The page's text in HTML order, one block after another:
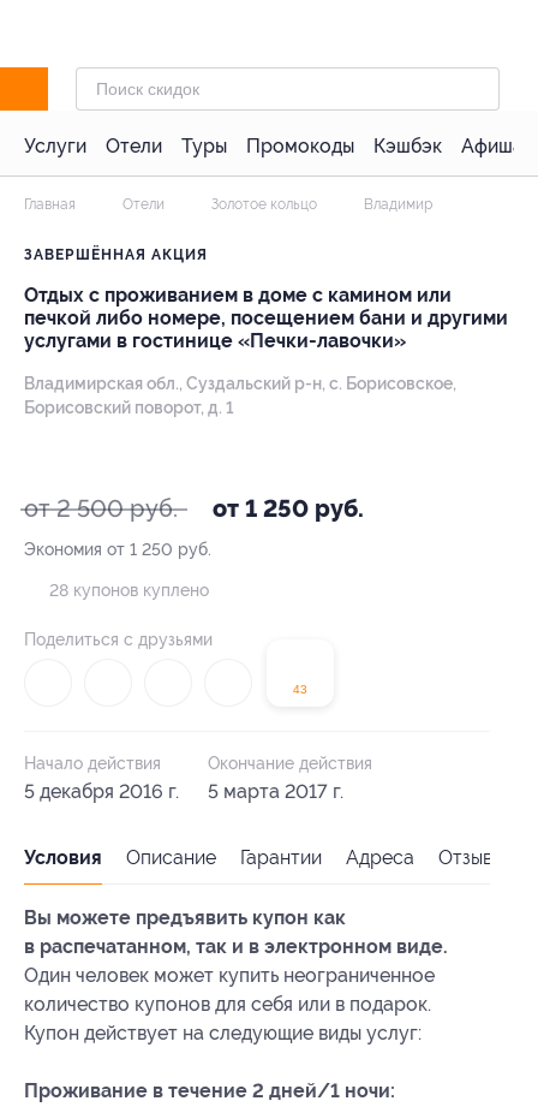
Услуги Отели Туры Промокоды Кэшбэк Афиша
Главная Отели Золотое кольцо Владимир
ЗАВЕРШЁННАЯ АКЦИЯ
Отдых с проживанием в доме с камином или
печкой либо номере, посещением бани и другими
услугами в гостинице «Печки-лавочки»
Владимирская обл., Суздальский р-н, с. Борисовское,
Борисовский поворот, д. 1
от 2 500 руб. от 1 250 руб.
Экономия от 1 250 руб.
43
28 купонов куплено
Поделиться с друзьями
Начало действия
5 декабря 2016 г.
Окончание действия
5 марта 2017 г.
Условия Описание Гарантии Адреса Отзывы
Вы можете предъявить купон как
в распечатанном, так и в электронном виде.
Один человек может купить неограниченное
количество купонов для себя или в подарок.
Купон действует на следующие виды услуг:
Проживание в течение 2 дней/1 ночи: